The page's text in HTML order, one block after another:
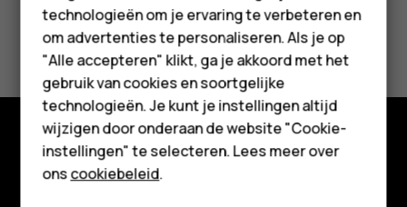
Accessoires
HMD Terra M
Voor bedrijven
Tablets
Shop
Was deze informatie nuttig?
Ja Nee
Shop
technologieën om je ervaring te verbeteren en
om advertenties te personaliseren. Als je op
"Alle accepteren" klikt, ga je akkoord met het
gebruik van cookies en soortgelijke
technologieën. Je kunt je instellingen altijd
wijzigen door onderaan de website "Cookie-
instellingen" te selecteren. Lees meer over
onscookiebeleid.